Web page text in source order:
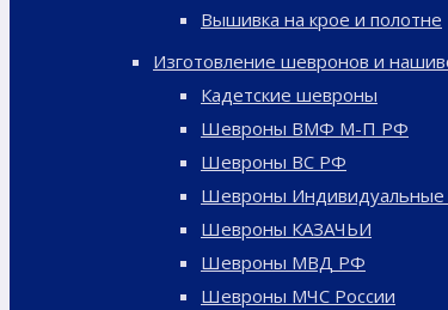
Вышивка на крое и полотне
Изготовление шевронов и
Кадетские шевроны
Шевроны ВМФ М-П РФ
Шевроны ВС РФ
Шевроны
Шевроны КАЗАЧЬИ
Шевроны МВД РФ
Шевроны МЧС России